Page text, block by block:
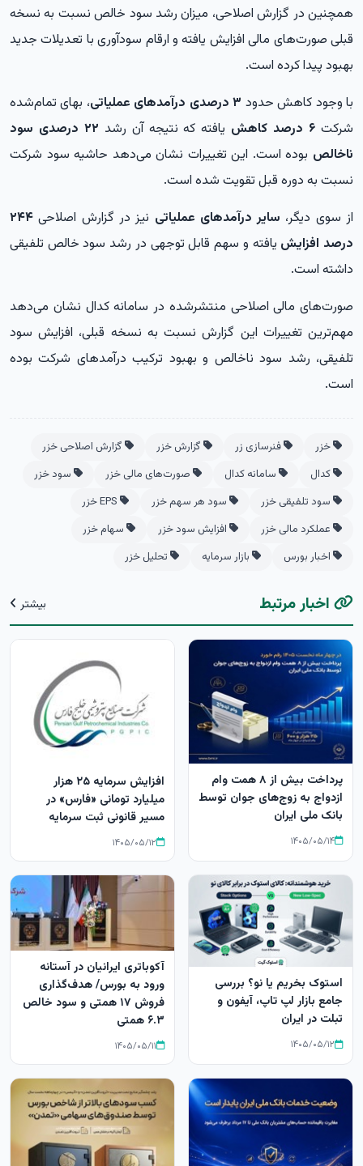
همچنین در گزارش اصلاحی، میزان رشد سود خالص نسبت به نسخه
قبلی صورت‌های مالی افزایش یافته و ارقام سودآوری با تعدیلات جدید
بهبود پیدا کرده است.
با وجود کاهش حدود ۳ درصدی درآمدهای عملیاتی
، بهای تمام‌شده
شرکت ۶ درصد کاهش یافته که نتیجه آن رشد
۲۲ درصدی سود
ناخالص بوده است. این تغییرات نشان می‌دهد حاشیه سود شرکت
نسبت به دوره قبل تقویت شده است.
از سوی دیگر، سایر درآمدهای عملیاتی نیز در گزارش اصلاحی ۲۴۴
درصد افزایش یافته و سهم قابل توجهی در رشد سود خالص تلفیقی
داشته است.
صورت‌های مالی اصلاحی منتشرشده در سامانه کدال نشان می‌دهد
مهم‌ترین تغییرات این گزارش نسبت به نسخه قبلی، افزایش سود
تلفیقی، رشد سود ناخالص و بهبود ترکیب درآمدهای شرکت بوده
است.
خزر فنرسازی زر گزارش خزر
گزارش اصلاحی خزر
کدال
سامانه کدال صورت‌های مالی خزر
سود خزر
سود تلفیقی خزر
سود هر سهم خزر
عملکرد مالی خزر
افزایش سود خزر
سهام خزر
اخبار بورس
بازار سرمایه تحلیل خزر
اخبار مرتبط بیشتر
پرداخت بیش از ۸ همت وام
ازدواج به زوج‌های جوان توسط
بانک ملی ایران
۱۴۰۵/۰۵/۱۴
افزایش سرمایه ۲۵ هزار
میلیارد تومانی «فارس» در
مسیر قانونی ثبت سرمایه
۱۴۰۵/۰۵/۱۲
استوک بخریم یا نو؟ بررسی
جامع بازار لپ‌ تاپ، آیفون و
تبلت در ایران
۱۴۰۵/۰۵/۱۲
آکوباتری ایرانیان در آستانه
ورود به بورس/ هدف‌گذاری
فروش ۱۷ همتی و سود خالص
۶.۳ همتی
۱۴۰۵/۰۵/۱۱